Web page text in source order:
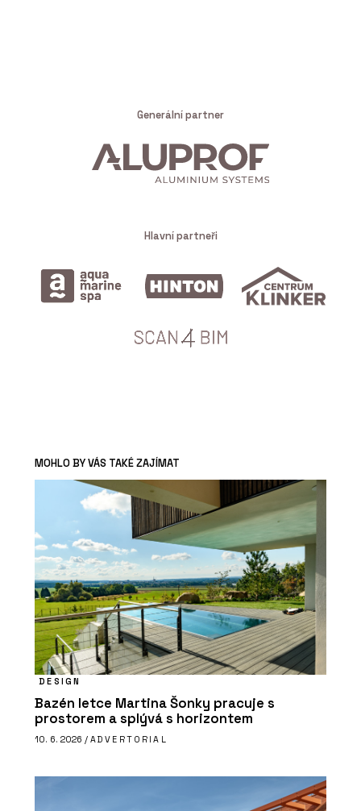
Generální partner
Hlavní partneři
MOHLO BY VÁS TAKÉ ZAJÍMAT
DESIGN
Bazén letce Martina Šonky pracuje s
prostorem a splývá s horizontem
10. 6. 2026 / ADVERTORIAL